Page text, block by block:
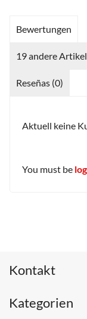
Bewertungen
19 andere
Reseñas (0)
Aktuell keine
You must be
Kontakt
Kategorien